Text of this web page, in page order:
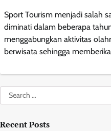
Sport Tourism menjadi salah
diminati dalam beberapa
menggabungkan aktivitas
berwisata sehingga
Search
for:
Recent Posts